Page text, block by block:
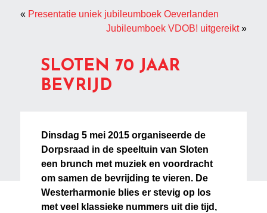
« Presentatie uniek jubileumboek Oeverlanden
Jubileumboek VDOB! uitgereikt»
SLOTEN 70 JAAR
BEVRIJD
Dinsdag 5 mei 2015 organiseerde de
Dorpsraad in de speeltuin van Sloten
een brunch met muziek en voordracht
om samen de bevrijding te vieren. De
Westerharmonie blies er stevig op los
met veel klassieke nummers uit die tijd,